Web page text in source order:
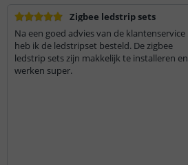
Zigbee ledstrip sets
Na een goed advies van de klantenservice
heb ik de ledstripset besteld. De zigbee
ledstrip sets zijn makkelijk te installeren en
werken super.